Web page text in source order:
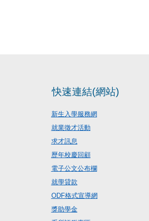
快速連結(網站)
新生入學服務網
就業徵才活動
求才訊息
歷年校慶回顧
電子公文公布欄
就學貸款
ODF格式宣導網
獎助學金